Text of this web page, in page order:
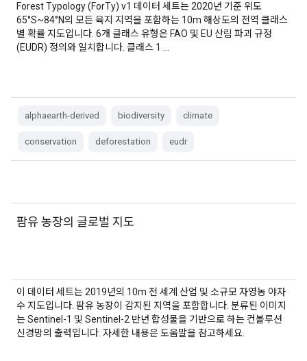
Forest Typology (ForTy) v1 데이터 세트는 2020년 기준 위도
65°S~84°N의 모든 육지 지역을 포함하는 10m 해상도의 전역 클래스
별 확률 지도입니다. 6개 클래스 유형은 FAO 및 EU 산림 파괴 규정
(EUDR) 정의와 일치합니다. 클래스 1 …
alphaearth-derived biodiversity climate
conservation deforestation eudr
팜유 농장의 글로벌 지도
이 데이터 세트는 2019년의 10m 전 세계 산업 및 소규모 자영농 야자
수 지도입니다. 팜유 농장이 감지된 지역을 포함합니다. 분류된 이미지
는 Sentinel-1 및 Sentinel-2 반년 합성물을 기반으로 하는 컨볼루션
신경망의 출력입니다. 자세한 내용은 도움말을 참고하세요.